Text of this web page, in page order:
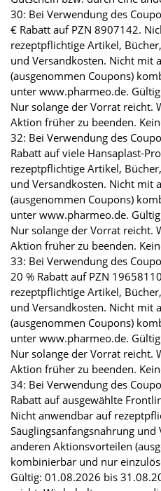
30: Bei Verwendung des
€ Rabatt auf PZN 8907142.
rezeptpflichtige Artikel,
und Versandkosten. Nicht mit
(ausgenommen Coupons)
unter www.pharmeo.de.
Nur solange der Vorrat reicht.
Aktion früher zu beenden.
32: Bei Verwendung des
Rabatt auf viele Hansaplast-
rezeptpflichtige Artikel,
und Versandkosten. Nicht mit
(ausgenommen Coupons)
unter www.pharmeo.de.
Nur solange der Vorrat reicht.
Aktion früher zu beenden.
33: Bei Verwendung des
20 % Rabatt auf PZN
rezeptpflichtige Artikel,
und Versandkosten. Nicht mit
(ausgenommen Coupons)
unter www.pharmeo.de.
Nur solange der Vorrat reicht.
Aktion früher zu beenden.
34: Bei Verwendung des
Rabatt auf ausgewählte
Nicht anwendbar auf
Säuglingsanfangsnahrung
anderen Aktionsvorteilen
kombinierbar und nur
Gültig: 01.08.2026 bis